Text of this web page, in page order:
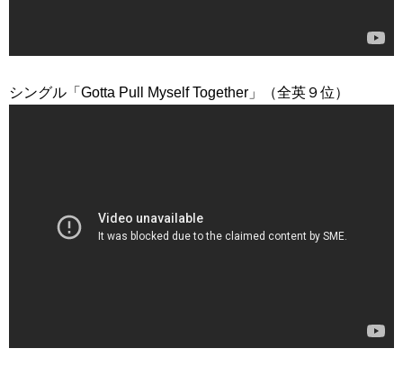
シングル「Gotta Pull Myself Together」（全英９位）